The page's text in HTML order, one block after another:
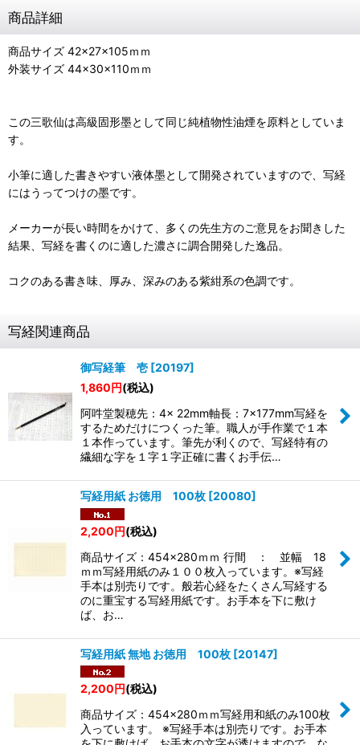
商品詳細
商品サイズ 42×27×105ｍｍ
外装サイズ 44×30×110ｍｍ
この三歌仙は高級固形墨として同じ純植物性油煙を原料としていま
す。
小筆に適した書きやすい液体墨として開発されていますので、写経
にはうってつけの墨です。
メーカーが長い時間をかけて、多くの先生方のご意見をお聞きした
結果、写経を書くのに適した濃さに調合開発した逸品。
コクのある書き味、厚み、深みのある紫紺系の色調です。
写経関連商品
御写経筆 壱 [20197]
1,860円(税込)
阿吽堂製穂先：4× 22mm軸長：7×177mm写経を
するためだけにつくった筆。職人が手作業で１本
１本作っています。筆先が利くので、写経特有の
繊細な字を１字１字正確に書くお手伝…
写経用紙 お徳用 100枚 [20080]
2,200円(税込)
商品サイズ：454×280ｍｍ 行間 ： 並幅 18
ｍｍ写経用紙のみ１００枚入っています。※写経
手本は別売りです。般若心経をたくさん写経する
のに重宝する写経用紙です。お手本を下に敷け
ば、お…
写経用紙 無地 お徳用 100枚 [20147]
2,200円(税込)
商品サイズ：454×280ｍｍ写経用和紙のみ100枚
入っています。 ※写経手本は別売りです。お手本